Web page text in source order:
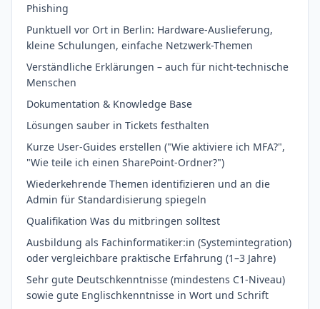
Phishing
Punktuell vor Ort in Berlin: Hardware-Auslieferung,
kleine Schulungen, einfache Netzwerk-Themen
Verständliche Erklärungen – auch für nicht-technische
Menschen
Dokumentation & Knowledge Base
Lösungen sauber in Tickets festhalten
Kurze User-Guides erstellen ("Wie aktiviere ich MFA?",
"Wie teile ich einen SharePoint-Ordner?")
Wiederkehrende Themen identifizieren und an die
Admin für Standardisierung spiegeln
Qualifikation Was du mitbringen solltest
Ausbildung als Fachinformatiker:in (Systemintegration)
oder vergleichbare praktische Erfahrung (1–3 Jahre)
Sehr gute Deutschkenntnisse (mindestens C1-Niveau)
sowie gute Englischkenntnisse in Wort und Schrift